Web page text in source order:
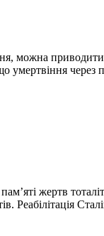
можна
умертвіння
жертв
Реабілітація